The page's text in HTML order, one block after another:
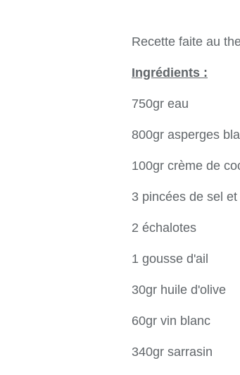
Recette faite au
Ingrédients :
750gr eau
800gr asperges
100gr crème de
3 pincées de sel
2 échalotes
1 gousse d'ail
30gr huile d'olive
60gr vin blanc
340gr sarrasin